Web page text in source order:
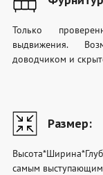
Только
выдвижения.
доводчиком и
Размер:
самым выступающим